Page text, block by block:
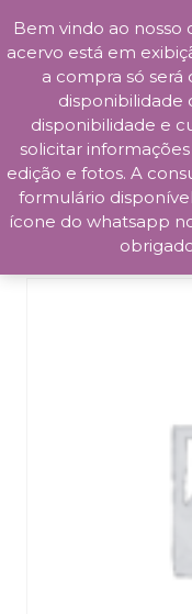
Skip
content
Auto Ajuda/
Bem vindo ao nosso
acervo está em
a compra só
disponibilidade
disponibilidade e
solicitar
edição e fotos. A
formulário
ícone do whatsapp